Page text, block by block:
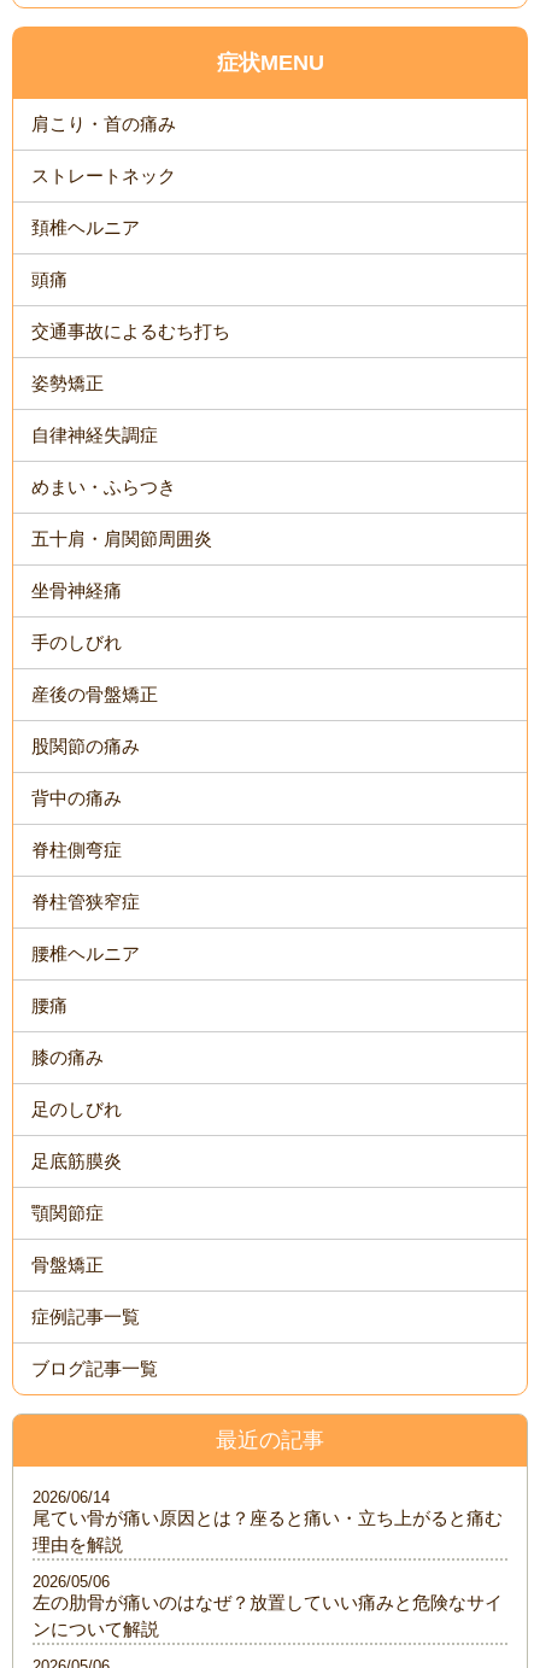
症状MENU
肩こり・首の痛み
ストレートネック
頚椎ヘルニア
頭痛
交通事故によるむち打ち
姿勢矯正
自律神経失調症
めまい・ふらつき
五十肩・肩関節周囲炎
坐骨神経痛
手のしびれ
産後の骨盤矯正
股関節の痛み
背中の痛み
脊柱側弯症
脊柱管狭窄症
腰椎ヘルニア
腰痛
膝の痛み
足のしびれ
足底筋膜炎
顎関節症
骨盤矯正
症例記事一覧
ブログ記事一覧
最近の記事
尾てい骨が痛い原因とは？座ると痛い・立ち上がると痛む
理由を解説
2026/06/14
左の肋骨が痛いのはなぜ？放置していい痛みと危険なサイ
ンについて解説
2026/05/06